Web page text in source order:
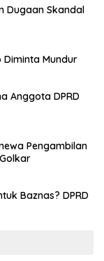
Dugaan Skandal
Diminta Mundur
Anggota DPRD
Pengambilan
Baznas? DPRD